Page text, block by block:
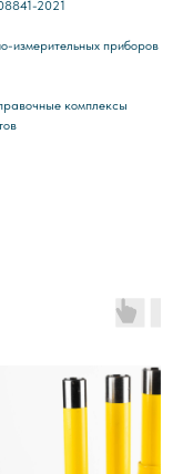
2021
измерительных приборов
комплексы